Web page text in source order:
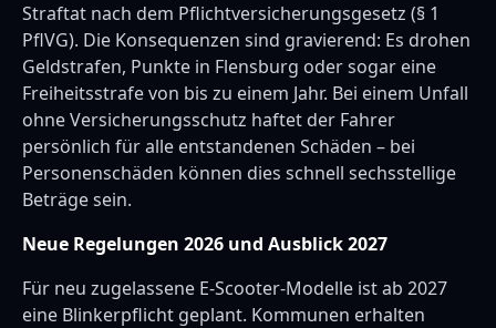
Straftat nach dem Pflichtversicherungsgesetz (§ 1
PflVG). Die Konsequenzen sind gravierend: Es drohen
Geldstrafen, Punkte in Flensburg oder sogar eine
Freiheitsstrafe von bis zu einem Jahr. Bei einem Unfall
ohne Versicherungsschutz haftet der Fahrer
persönlich für alle entstandenen Schäden – bei
Personenschäden können dies schnell sechsstellige
Beträge sein.
Neue Regelungen 2026 und Ausblick 2027
Für neu zugelassene E-Scooter-Modelle ist ab 2027
eine Blinkerpflicht geplant. Kommunen erhalten